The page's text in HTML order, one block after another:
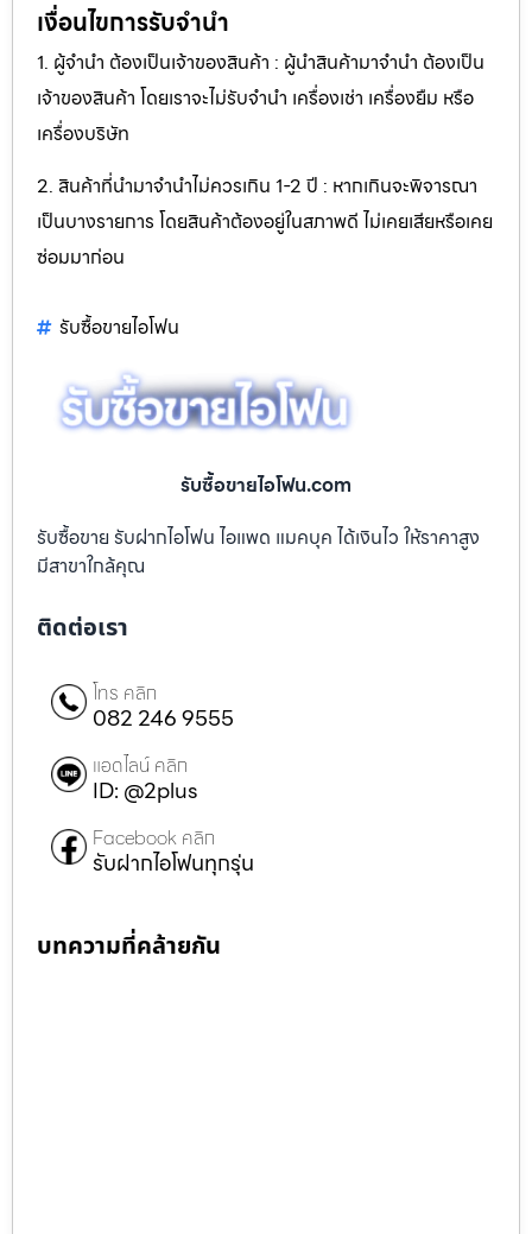
เงื่อนไขการรับจำนำ
1. ผู้จำนำ ต้องเป็นเจ้าของสินค้า : ผู้นำสินค้ามาจำนำ ต้องเป็น
เจ้าของสินค้า โดยเราจะไม่รับจำนำ เครื่องเช่า เครื่องยืม หรือ
เครื่องบริษัท
2. สินค้าที่นำมาจำนำไม่ควรเกิน 1-2 ปี : หากเกินจะพิจารณา
เป็นบางรายการ โดยสินค้าต้องอยู่ในสภาพดี ไม่เคยเสียหรือเคย
ซ่อมมาก่อน
รับซื้อขายไอโฟน
รับซื้อขายไอโฟน.com
รับซื้อขาย รับฝากไอโฟน ไอแพด แมคบุค ได้เงินไว ให้ราคาสูง
มีสาขาใกล้คุณ
ติดต่อเรา
โทร คลิก
082 246 9555
แอดไลน์ คลิก
ID: @2plus
Facebook คลิก
รับฝากไอโฟนทุกรุ่น
บทความที่คล้ายกัน